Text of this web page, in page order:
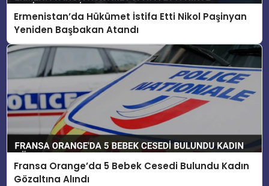
Ermenistan’da Hükümet İstifa Etti Nikol Paşinyan
Yeniden Başbakan Atandı
Fransa Orange’da 5 Bebek Cesedi Bulundu Kadın
Gözaltına Alındı